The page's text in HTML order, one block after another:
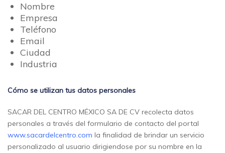
Nombre
Empresa
Teléfono
Email
Ciudad
Industria
Cómo se utilizan tus datos personales
SACAR DEL CENTRO MÉXICO SA DE CV recolecta datos
personales a través del formulario de contacto del portal
www.sacardelcentro.com la finalidad de brindar un servicio
personalizado al usuario dirigiendose por su nombre en la